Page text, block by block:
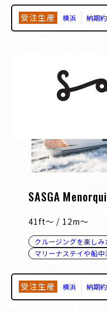
受注生産 横浜 納期
SASGA
41ft～ / 12m～
クルージングを楽しみ
マリーナステイや船
受注生産 横浜 納期